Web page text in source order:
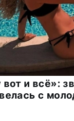
вот и всё»:
с